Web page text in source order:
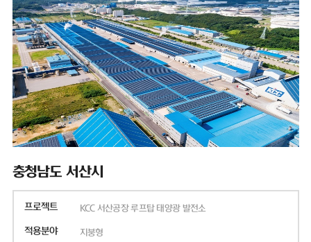
충청남도 서산시
프로젝트 KCC 서산공장 루프탑 태양광 발전소
적용분야 지붕형